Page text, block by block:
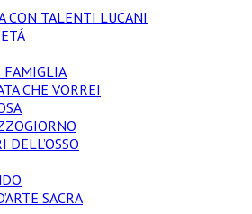
CON TALENTI LUCANI
FAMIGLIA
CHE VORREI
DELL’OSSO
SACRA